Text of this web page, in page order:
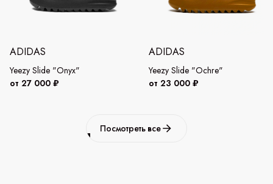
ADIDAS
Yeezy Slide "Onyx"
от 27 000 ₽
ADIDAS
Yeezy Slide "Ochre"
от 23 000 ₽
Посмотреть все